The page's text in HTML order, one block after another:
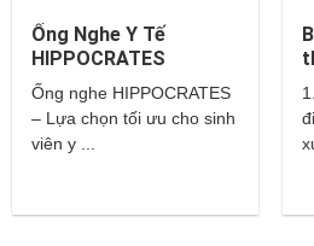
Ống Nghe Y Tế
HIPPOCRATES
Ống nghe HIPPOCRATES
– Lựa chọn tối ưu cho sinh
viên y ...